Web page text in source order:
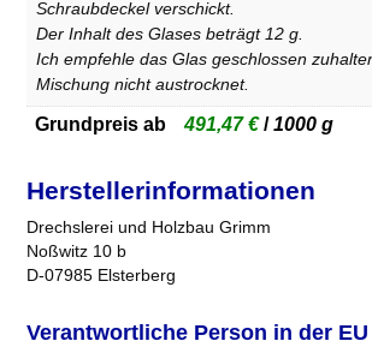
Schraubdeckel verschickt.
Der Inhalt des Glases beträgt 12 g.
Ich empfehle das Glas geschlossen
Mischung nicht austrocknet.
Grundpreis ab 491,47€/1000 g
Herstellerinformationen
Drechslerei und Holzbau Grimm
Noßwitz 10 b
D-07985 Elsterberg
Verantwortliche Person in der EU